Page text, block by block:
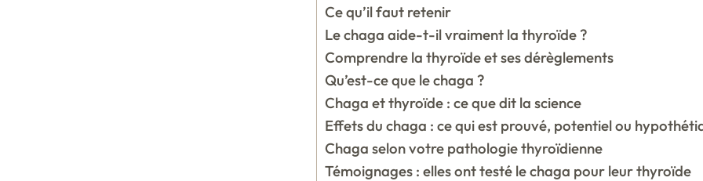
Ce qu’il faut retenir
Le chaga aide-t-il vraiment la thyroïde ?
Comprendre la thyroïde et ses dérèglements
Qu’est-ce que le chaga ?
Chaga et thyroïde : ce que dit la science
Effets du chaga : ce qui est prouvé, potentiel ou
Chaga selon votre pathologie thyroïdienne
Témoignages : elles ont testé le chaga pour leur thyroïde